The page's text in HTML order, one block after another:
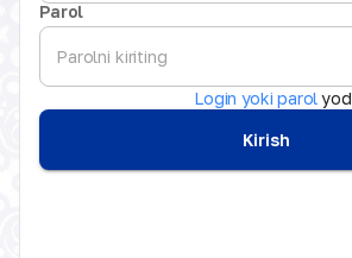
Parol
Login yoki parol
Kirish